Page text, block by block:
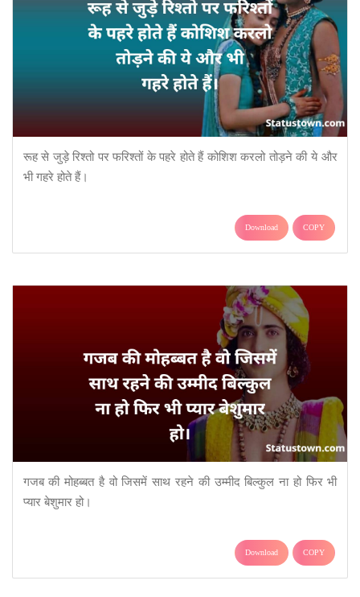
रूह से जुड़े रिश्तो पर फरिश्तों के पहरे होते हैं कोशिश करलो तोड़ने की ये और
भी गहरे होते हैं।
Download COPY
गजब की मोहब्बत है वो जिसमें साथ रहने की उम्मीद बिल्कुल ना हो फिर भी
प्यार बेशुमार हो।
Download COPY